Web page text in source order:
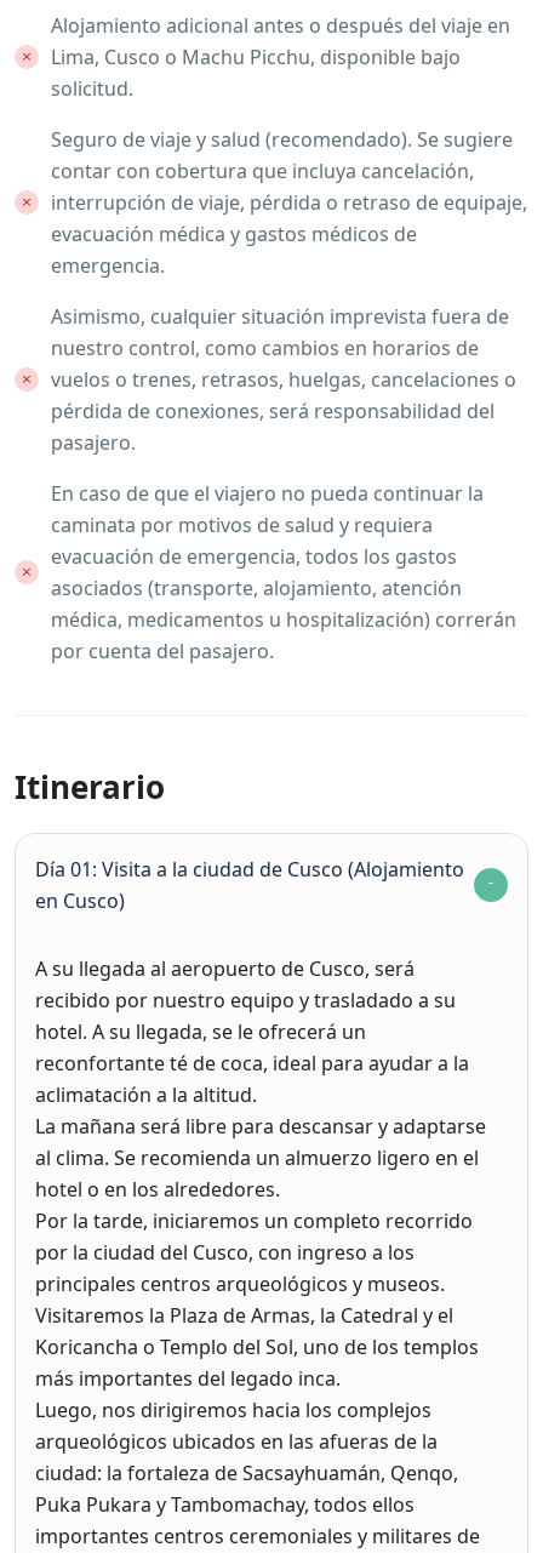
Alojamiento adicional antes o después del viaje en
Lima, Cusco o Machu Picchu, disponible bajo
solicitud.
Seguro de viaje y salud (recomendado). Se sugiere
contar con cobertura que incluya cancelación,
interrupción de viaje, pérdida o retraso de equipaje,
evacuación médica y gastos médicos de
emergencia.
Asimismo, cualquier situación imprevista fuera de
nuestro control, como cambios en horarios de
vuelos o trenes, retrasos, huelgas, cancelaciones o
pérdida de conexiones, será responsabilidad del
pasajero.
En caso de que el viajero no pueda continuar la
caminata por motivos de salud y requiera
evacuación de emergencia, todos los gastos
asociados (transporte, alojamiento, atención
médica, medicamentos u hospitalización) correrán
por cuenta del pasajero.
Itinerario
Día 01: Visita a la ciudad de Cusco (Alojamiento
en Cusco)
A su llegada al aeropuerto de Cusco, será
recibido por nuestro equipo y trasladado a su
hotel. A su llegada, se le ofrecerá un
reconfortante té de coca, ideal para ayudar a la
aclimatación a la altitud.
La mañana será libre para descansar y adaptarse
al clima. Se recomienda un almuerzo ligero en el
hotel o en los alrededores.
Por la tarde, iniciaremos un completo recorrido
por la ciudad del Cusco, con ingreso a los
principales centros arqueológicos y museos.
Visitaremos la Plaza de Armas, la Catedral y el
Koricancha o Templo del Sol, uno de los templos
más importantes del legado inca.
Luego, nos dirigiremos hacia los complejos
arqueológicos ubicados en las afueras de la
ciudad: la fortaleza de Sacsayhuamán, Qenqo,
Puka Pukara y Tambomachay, todos ellos
importantes centros ceremoniales y militares de